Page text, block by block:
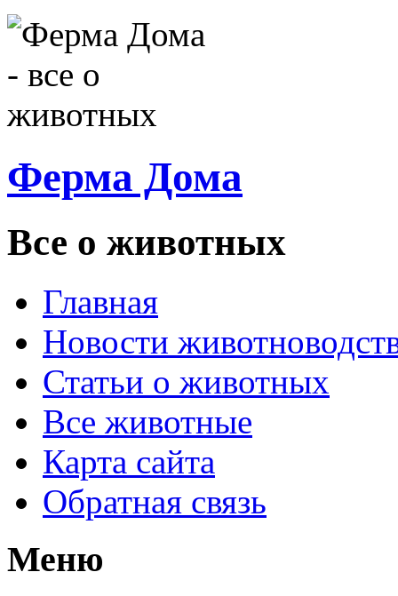
Ферма Дома
Все о животных
Главная
Новости
Статьи о животных
Все животные
Карта сайта
Обратная связь
Меню